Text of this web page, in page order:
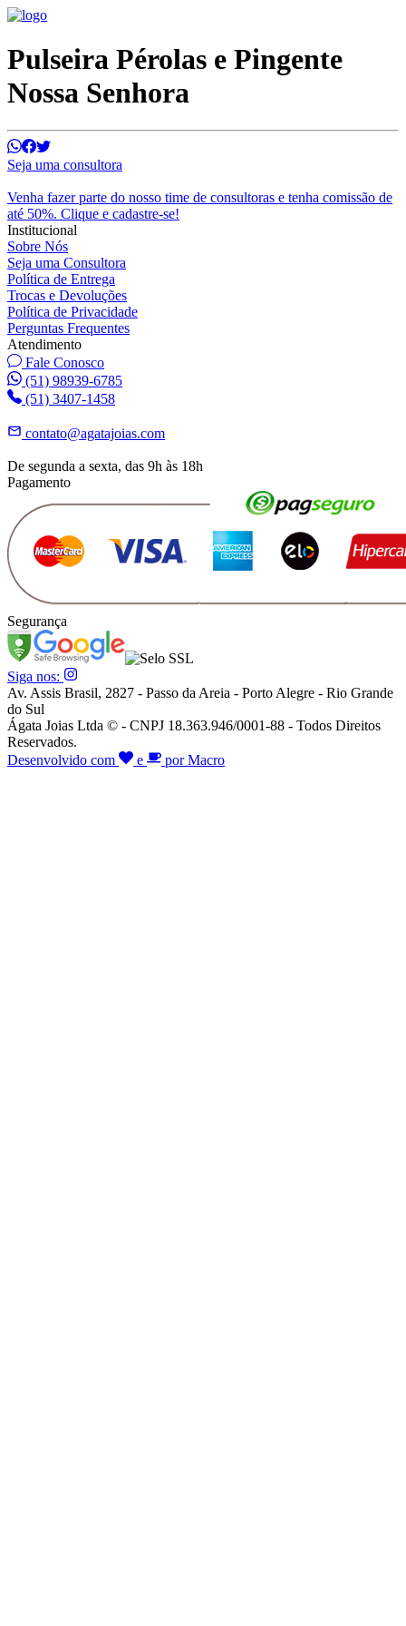
Pulseira Pérolas e Pingente
Nossa Senhora
Seja uma consultora
Venha fazer parte do nosso time de consultoras e tenha comissão de
até 50%. Clique e cadastre-se!
Institucional
Sobre Nós
Seja uma Consultora
Política de Entrega
Trocas e Devoluções
Política de Privacidade
Perguntas Frequentes
Atendimento
Fale Conosco
(51) 98939-6785
(51) 3407-1458
contato@agatajoias.com
De segunda a sexta, das 9h às 18h
Pagamento
Segurança
Siga nos:
Av. Assis Brasil, 2827 - Passo da Areia - Porto Alegre - Rio Grande
do Sul
Ágata Joias Ltda © - CNPJ 18.363.946/0001-88 - Todos Direitos
Reservados.
Desenvolvido com
e por Macro